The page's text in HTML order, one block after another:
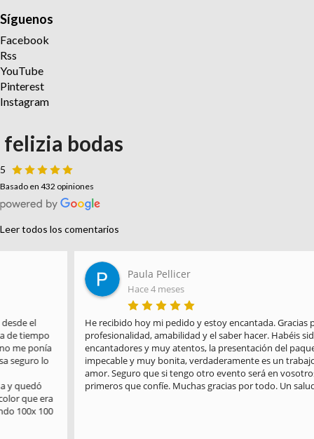
Síguenos
Facebook
Rss
YouTube
Pinterest
Instagram
felizia bodas
5
Basado en 432 opiniones
Leer todos los comentarios
Paula Pellicer
Hace 4 meses
He recibido hoy mi pedido y estoy encantada. Gracias por la
profesionalidad, amabilidad y el saber hacer. Habéis sido
encantadores y muy atentos, la presentación del paquete es
impecable y muy bonita, verdaderamente es un trabajo hecho con
amor. Seguro que si tengo otro evento será en vosotros en los
primeros que confíe. Muchas gracias por todo. Un saludo